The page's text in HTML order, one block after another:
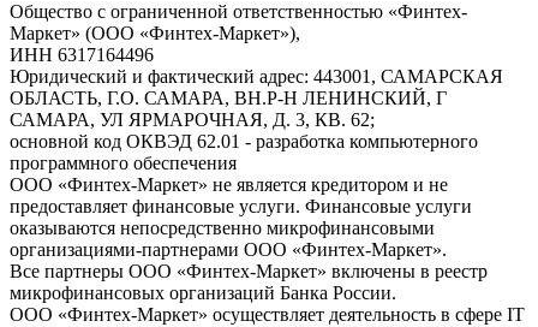
Общество с ограниченной ответственностью «Финтех-
Маркет» (ООО «Финтех-Маркет»),
ИНН 6317164496
Юридический и фактический адрес: 443001, САМАРСКАЯ
ОБЛАСТЬ, Г.О. САМАРА, ВН.Р-Н ЛЕНИНСКИЙ, Г
САМАРА, УЛ ЯРМАРОЧНАЯ, Д. 3, КВ. 62;
основной код ОКВЭД 62.01 - разработка компьютерного
программного обеспечения
ООО «Финтех-Маркет» не является кредитором и не
предоставляет финансовые услуги. Финансовые услуги
оказываются непосредственно микрофинансовыми
организациями-партнерами ООО «Финтех-Маркет».
Все партнеры ООО «Финтех-Маркет» включены в реестр
микрофинансовых организаций Банка России.
ООО «Финтех-Маркет» осуществляет деятельность в сфере IT